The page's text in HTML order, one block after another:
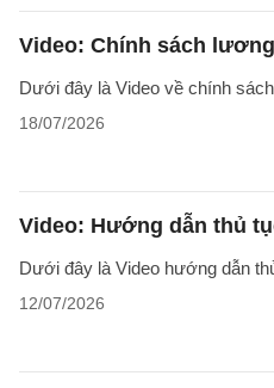
Video: Chính sách
Dưới đây là Video về chính
18/07/2026
Video: Hướng dẫn thủ
Dưới đây là Video hướng dẫn
12/07/2026